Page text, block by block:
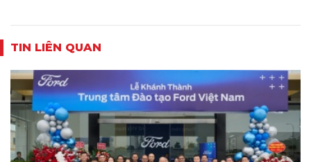
TIN LIÊN QUAN